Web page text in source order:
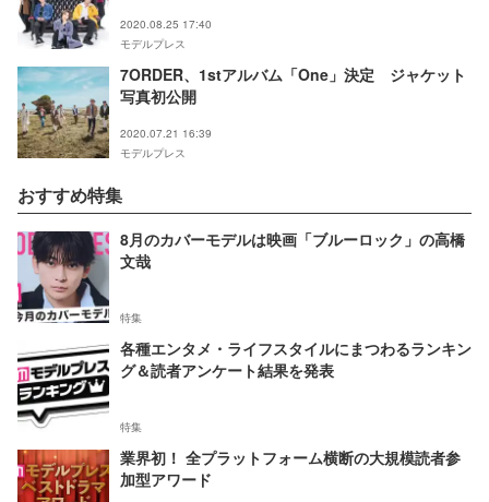
2020.08.25 17:40
モデルプレス
7ORDER、1stアルバム「One」決定 ジャケット
写真初公開
2020.07.21 16:39
モデルプレス
おすすめ特集
8月のカバーモデルは映画「ブルーロック」の高橋
文哉
特集
各種エンタメ・ライフスタイルにまつわるランキン
グ＆読者アンケート結果を発表
特集
業界初！ 全プラットフォーム横断の大規模読者参
加型アワード